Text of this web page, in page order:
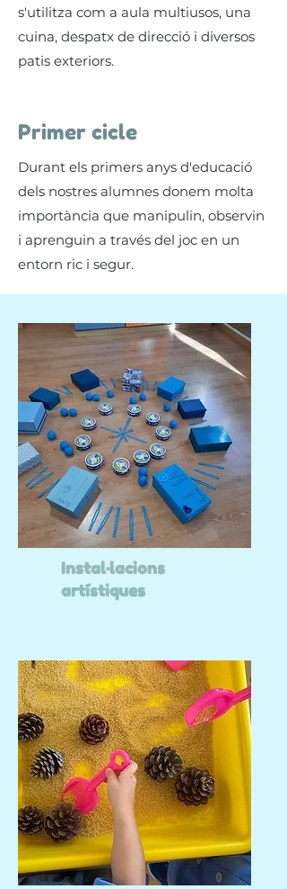
s'utilitza com a aula multiusos, una
cuina, despatx de direcció i diversos
patis exteriors.
Primer cicle
Durant els primers anys d'educació
dels nostres alumnes donem molta
importància que manipulin, observin
i aprenguin a través del joc en un
entorn ric i segur.
Instal·lacions
artístiques